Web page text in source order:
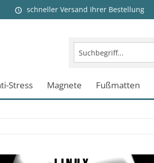
schneller Versand Ihrer Bestellung
Stress Magnete Fußmatten